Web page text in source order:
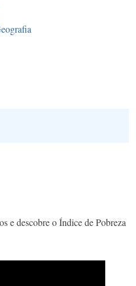
e descobre o Índice de Pobreza